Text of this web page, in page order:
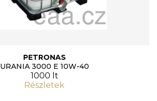
PETRONAS
URANIA 3000 E 10W-40
1000 lt
Részletek